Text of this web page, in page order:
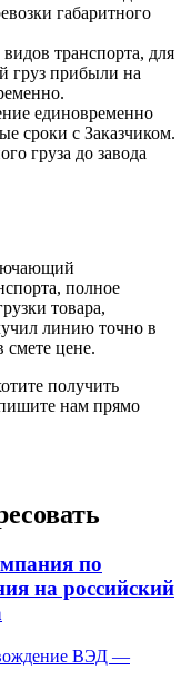
габаритного
транспорта, для
груз прибыли на
единовременно
сроки с Заказчиком.
груза до завода
полное
товара,
линию точно в
смете цене.
получить
нам прямо
по
на российский
ВЭД —